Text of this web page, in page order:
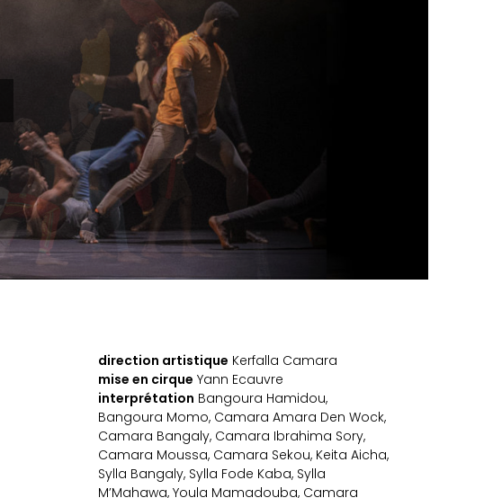
direction artistique Kerfalla Camara
mise en cirque Yann Ecauvre
interprétation Bangoura Hamidou,
Bangoura Momo, Camara Amara Den Wock,
Camara Bangaly, Camara Ibrahima Sory,
Camara Moussa, Camara Sekou, Keita Aicha,
Sylla Bangaly, Sylla Fode Kaba, Sylla
M’Mahawa, Youla Mamadouba, Camara